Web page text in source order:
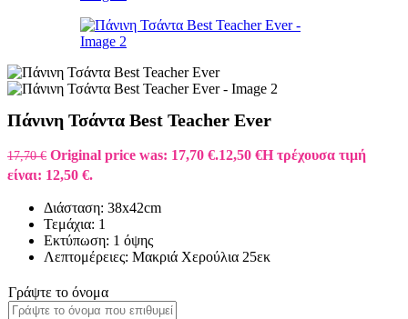
Πάνινη Τσάντα Best Teacher Ever
17,70€ Original price was: 17,70 €.12,50 €Η τρέχουσα τιμή
είναι: 12,50 €.
Διάσταση: 38x42cm
Τεμάχια: 1
Εκτύπωση: 1 όψης
Λεπτομέρειες: Μακριά Χερούλια 25εκ
Γράψτε το όνομα